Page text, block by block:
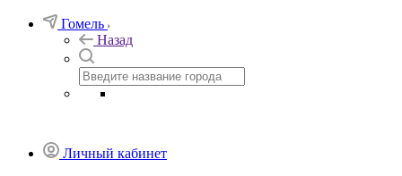
Гомель
Назад
Личный кабинет